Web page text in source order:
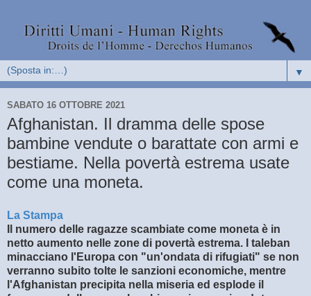
▼
SABATO 16 OTTOBRE 2021
Afghanistan. Il dramma delle spose
bambine vendute o barattate con armi e
bestiame. Nella povertà estrema usate
come una moneta.
La Stampa
Il numero delle ragazze scambiate come moneta è in
netto aumento nelle zone di povertà estrema. I taleban
minacciano l'Europa con "un'ondata di rifugiati" se non
verranno subito tolte le sanzioni economiche, mentre
l'Afghanistan precipita nella miseria ed esplode il